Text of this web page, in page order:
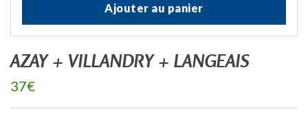
Ajouter au panier
AZAY + VILLANDRY + LANGEAIS
37€